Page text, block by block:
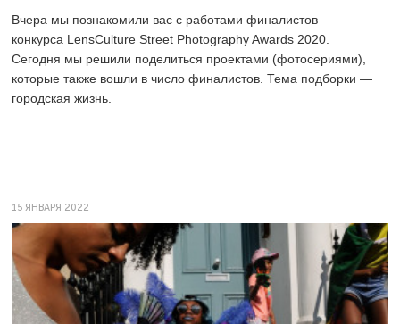
Вчера мы познакомили вас с работами финалистов
конкурса LensCulture Street Photography Awards 2020.
Сегодня мы решили поделиться проектами (фотосериями),
которые также вошли в число финалистов. Тема подборки —
городская жизнь.
15 ЯНВАРЯ 2022